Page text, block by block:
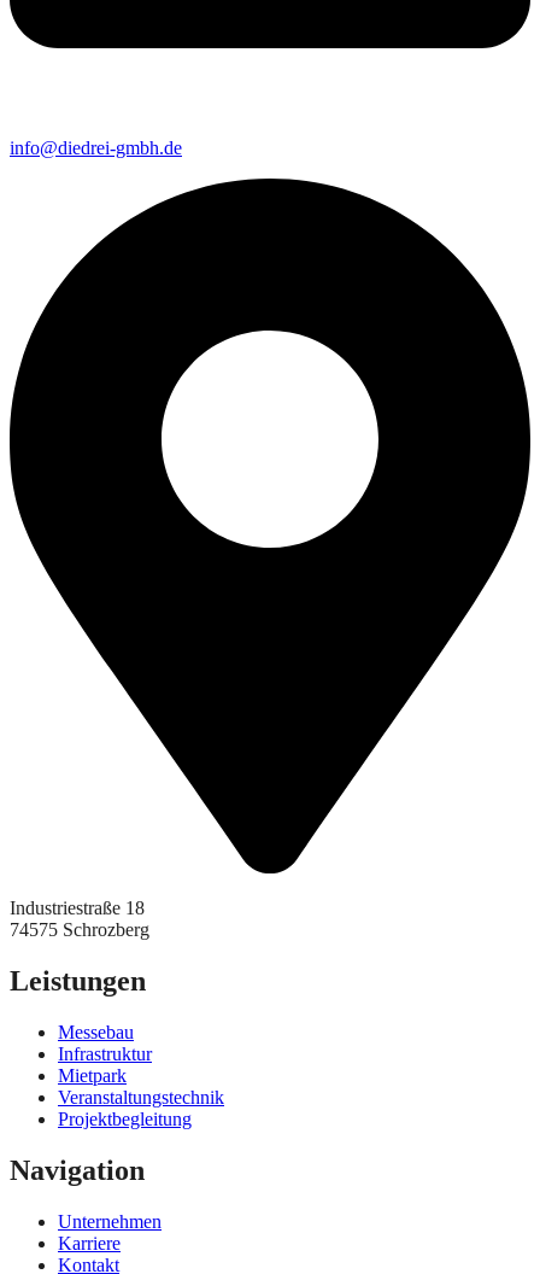
info@diedrei-gmbh.de
Industriestraße 18
74575 Schrozberg
Leistungen
Messebau
Infrastruktur
Mietpark
Veranstaltungstechnik
Projektbegleitung
Navigation
Unternehmen
Karriere
Kontakt